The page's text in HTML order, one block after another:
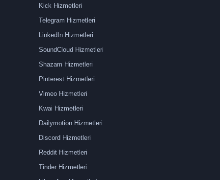
Kick Hizmetleri
Telegram Hizmetleri
LinkedIn Hizmetleri
SoundCloud Hizmetleri
Shazam Hizmetleri
Pinterest Hizmetleri
Vimeo Hizmetleri
Kwai Hizmetleri
Dailymotion Hizmetleri
Discord Hizmetleri
Reddit Hizmetleri
Tinder Hizmetleri